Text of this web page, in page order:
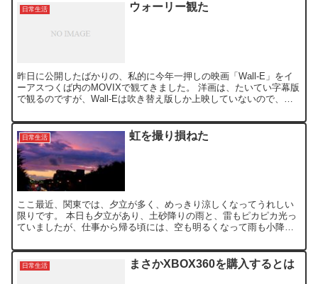
日常生活 ウォーリー観た
昨日に公開したばかりの、私的に今年一押しの映画「Wall-E」をイ
ーアスつくば内のMOVIXで観てきました。 洋画は、たいてい字幕版
で観るのですが、Wall-Eは吹き替え版しか上映していないので、仕
日常生活 虹を撮り損ねた
ここ最近、関東では、夕立が多く、めっきり涼しくなってうれしい
限りです。 本日も夕立があり、土砂降りの雨と、雷もピカピカ光っ
ていましたが、仕事から帰る頃には、空も明るくなって雨も小降り
日常生活 まさかXBOX360を購入するとは